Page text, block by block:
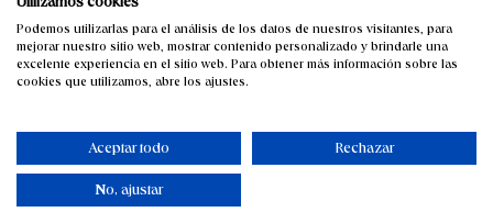
Cesta navideña natural 57 cm
Podemos utilizarlas para el análisis de los datos de nuestros visitantes, para
mejorar nuestro sitio web, mostrar contenido personalizado y brindarle una
excelente experiencia en el sitio web. Para obtener más información sobre las
cookies que utilizamos, abre los ajustes.
Aceptar todo Rechazar
No, ajustar